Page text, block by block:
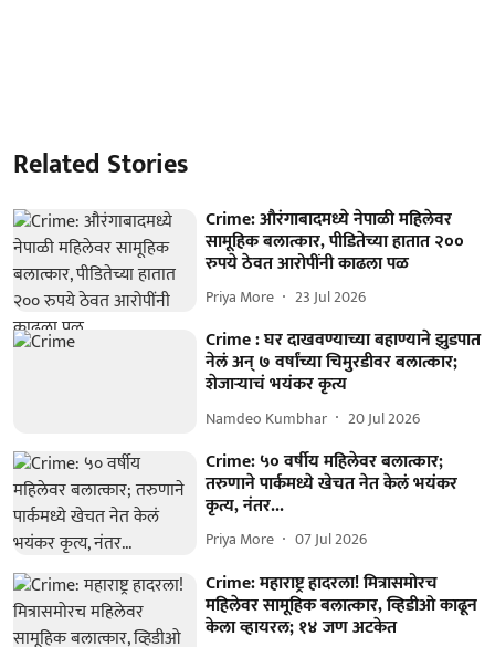
Related Stories
Crime: औरंगाबादमध्ये नेपाळी महिलेवर
सामूहिक बलात्कार, पीडितेच्या हातात २००
रुपये ठेवत आरोपींनी काढला पळ
Priya More 23 Jul 2026
Crime : घर दाखवण्याच्या बहाण्याने झुडपात
नेलं अन् ७ वर्षांच्या चिमुरडीवर बलात्कार;
शेजाऱ्याचं भयंकर कृत्य
Namdeo Kumbhar 20 Jul 2026
Crime: ५० वर्षीय महिलेवर बलात्कार;
तरुणाने पार्कमध्ये खेचत नेत केलं भयंकर
कृत्य, नंतर...
Priya More 07 Jul 2026
Crime: महाराष्ट्र हादरला! मित्रासमोरच
महिलेवर सामूहिक बलात्कार, व्हिडीओ काढून
केला व्हायरल; १४ जण अटकेत